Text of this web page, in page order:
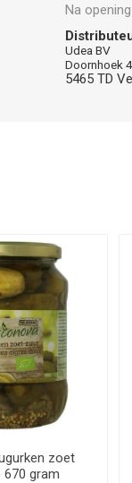
Na
Udea BV
Doornhoek
5465 TD
zoet
670 gram